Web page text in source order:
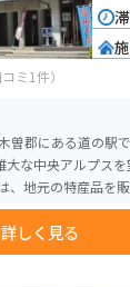
コミ1件）
曽郡にある道の駅
な中央アルプス
があります。木
案内所では、周辺の
で訪れる場合、道の駅
で安心です。ツ
詳しく見る